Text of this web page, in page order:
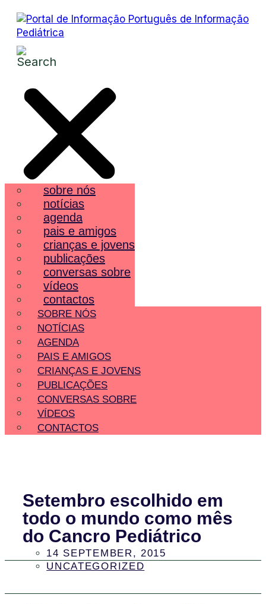
sobre nós
notícias
agenda
pais e amigos
crianças e jovens
publicações
conversas sobre
vídeos
contactos
SOBRE NÓS
NOTÍCIAS
AGENDA
PAIS E AMIGOS
CRIANÇAS E JOVENS
PUBLICAÇÕES
CONVERSAS SOBRE
VÍDEOS
CONTACTOS
Setembro escolhido em
todo o mundo como mês
do Cancro Pediátrico
14 SEPTEMBER, 2015
UNCATEGORIZED